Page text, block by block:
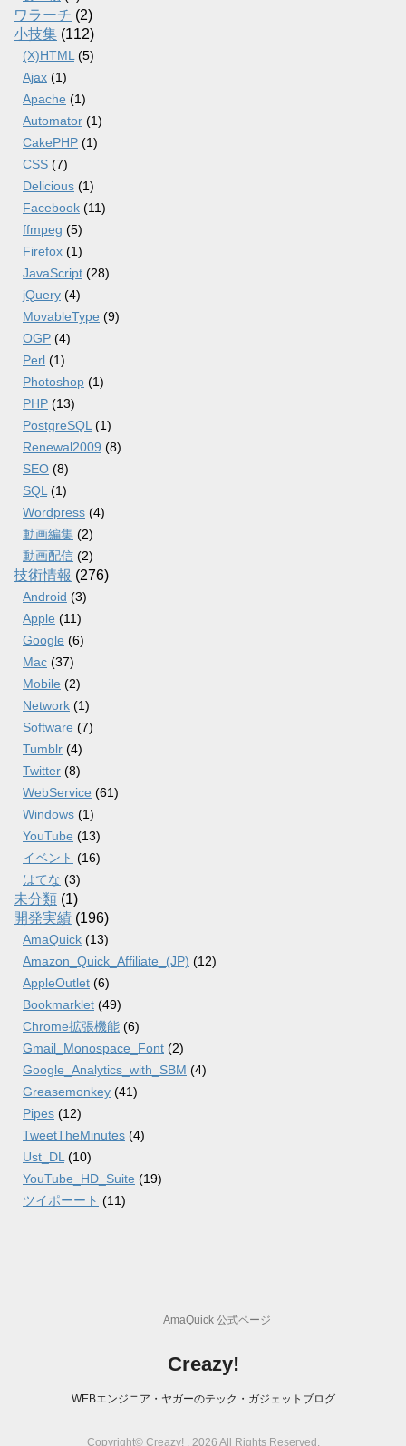
ワラーチ (2)
小技集 (112)
(X)HTML (5)
Ajax (1)
Apache (1)
Automator (1)
CakePHP (1)
CSS (7)
Delicious (1)
Facebook (11)
ffmpeg (5)
Firefox (1)
JavaScript (28)
jQuery (4)
MovableType (9)
OGP (4)
Perl (1)
Photoshop (1)
PHP (13)
PostgreSQL (1)
Renewal2009 (8)
SEO (8)
SQL (1)
Wordpress (4)
動画編集 (2)
動画配信 (2)
技術情報 (276)
Android (3)
Apple (11)
Google (6)
Mac (37)
Mobile (2)
Network (1)
Software (7)
Tumblr (4)
Twitter (8)
WebService (61)
Windows (1)
YouTube (13)
イベント (16)
はてな (3)
未分類 (1)
開発実績 (196)
AmaQuick (13)
Amazon_Quick_Affiliate_(JP) (12)
AppleOutlet (6)
Bookmarklet (49)
Chrome拡張機能 (6)
Gmail_Monospace_Font (2)
Google_Analytics_with_SBM (4)
Greasemonkey (41)
Pipes (12)
TweetTheMinutes (4)
Ust_DL (10)
YouTube_HD_Suite (19)
ツイポーート (11)
AmaQuick 公式ページ
Creazy!
WEBエンジニア・ヤガーのテック・ガジェットブログ
Copyright© Creazy! , 2026 All Rights Reserved.